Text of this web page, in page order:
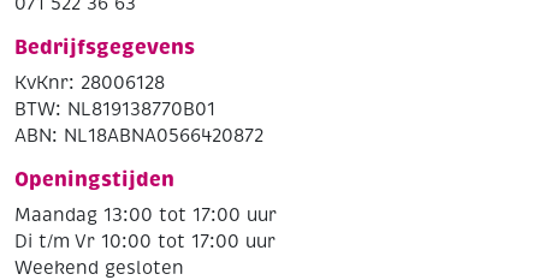
Bedrijfsgegevens
KvKnr: 28006128
BTW: NL819138770B01
ABN: NL18ABNA0566420872
Openingstijden
Maandag 13:00 tot 17:00 uur
Di t/m Vr 10:00 tot 17:00 uur
Weekend gesloten